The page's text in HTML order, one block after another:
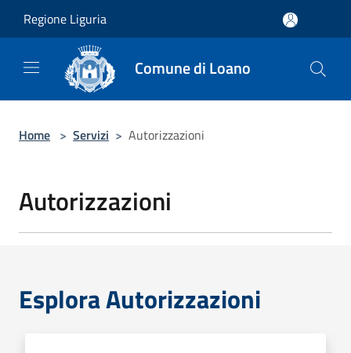
Regione Liguria
Comune di Loano
Home > Servizi > Autorizzazioni
Autorizzazioni
Esplora Autorizzazioni